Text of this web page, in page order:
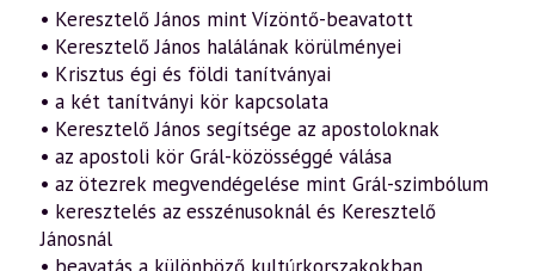
János
evangéliuma
a
szellmetudomány
fényében
5.
rész
(2012.05.24.)
mennyiség
• Keresztelő János mint Vízöntő-beavatott
• Keresztelő János halálának körülményei
• Krisztus égi és földi tanítványai
• a két tanítványi kör kapcsolata
• Keresztelő János segítsége az apostoloknak
• az apostoli kör Grál-közösséggé válása
• az ötezrek megvendégelése mint Grál-szimbólum
• keresztelés az esszénusoknál és Keresztelő
Jánosnál